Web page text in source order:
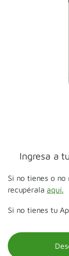
Ingresa a
Si no tienes o no
recupérala aquí.
Si no tienes tu